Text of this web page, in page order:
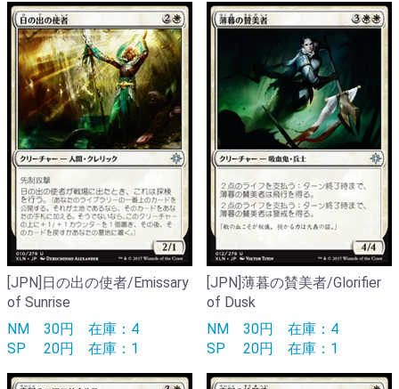
[JPN]日の出の使者/Emissary
of Sunrise
NM 30円 在庫：4
SP
20円 在庫：1
[JPN]薄暮の賛美者/Glorifier
of Dusk
NM 30円 在庫：4
SP
20円 在庫：1